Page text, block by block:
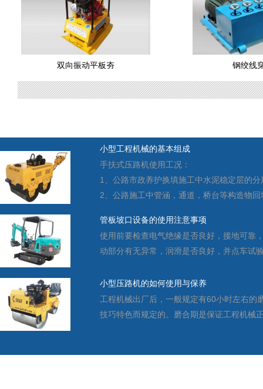
双向振动平板夯 钢绞线
耙斗装岩机 矿用钩
矿用防水密闭门 矿用防火
小型工程机械的基本组成
手扶式压路机使用工况：
1、公路市政养护换填施工中水泥稳定层的
2、公路施工中管涵，通道，桥台等构造物
管板坡口设备的使用注意事项
使用前要检查电气绝缘是否良好，接地可靠
动部分有无异常，润滑是否良好，并点车试
小型压路机的如何使用与保养
工程机械出厂后，一般规定有60小时左右的
技巧特色而规定的。磨合期是保证工程机械